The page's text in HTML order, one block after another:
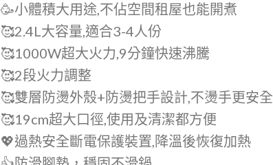
🥳小體積大用途,不佔空間租屋也能開煮
🥰2.4L大容量,適合3-4人份
🥰1000W超大火力,9分鐘快速沸騰
🥰2段火力調整
🥰雙層防燙外殼+防燙把手設計,不燙手更安全
🥰19cm超大口徑,使用及清潔都方便
💖過熱安全斷電保護裝置,降溫後恢復加熱